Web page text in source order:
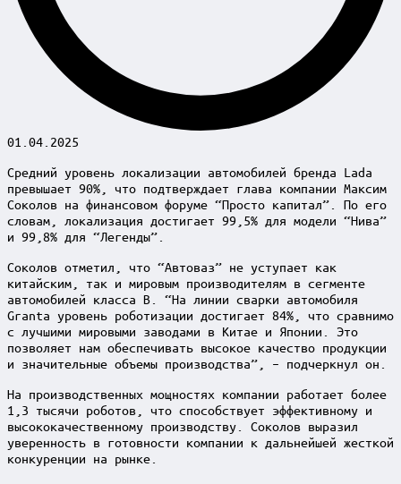
01.04.2025
Средний уровень локализации автомобилей бренда Lada
превышает 90%, что подтверждает глава компании Максим
Соколов на финансовом форуме “Просто капитал”. По его
словам, локализация достигает 99,5% для модели “Нива”
и 99,8% для “Легенды”.
Соколов отметил, что “Автоваз” не уступает как
китайским, так и мировым производителям в сегменте
автомобилей класса B. “На линии сварки автомобиля
Granta уровень роботизации достигает 84%, что сравнимо
с лучшими мировыми заводами в Китае и Японии. Это
позволяет нам обеспечивать высокое качество продукции
и значительные объемы производства”, – подчеркнул он.
На производственных мощностях компании работает более
1,3 тысячи роботов, что способствует эффективному и
высококачественному производству. Соколов выразил
уверенность в готовности компании к дальнейшей жесткой
конкуренции на рынке.